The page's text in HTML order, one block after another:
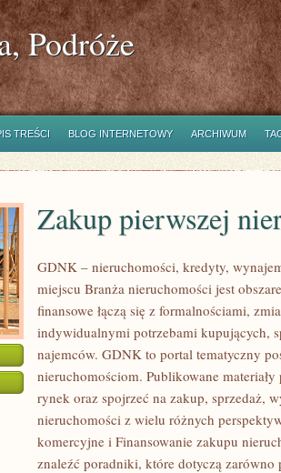
Podróże
TREŚCI BLOG INTERNETOWY ARCHIWUM
Zakup pierwszej
GDNK – nieruchomości, kredyty,
miejscu Branża nieruchomości jest
finansowe łączą się z formalnościami,
indywidualnymi potrzebami kupujących,
najemców. GDNK to portal tematyczny
nieruchomościom. Publikowane
rynek oraz spojrzeć na zakup, sprzedaż,
nieruchomości z wielu różnych
komercyjne i Finansowanie zakupu
znaleźć poradniki, które dotyczą